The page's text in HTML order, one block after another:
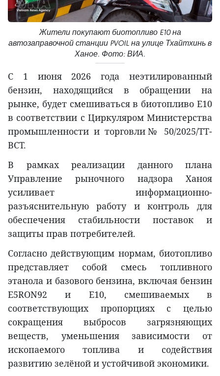
Жители покупают биотопливо E10 на
автозаправочной станции PVOIL на улице Тхайтхинь в
Ханое. Фото: ВИА.
С 1 июня 2026 года неэтилированный
бензин, находящийся в обращении на
рынке, будет смешиваться в биотопливо E10
в соответствии с Циркуляром Министерства
промышленности и торговли№ 50/2025/TT-
BCT.
В рамках реализации данного плана
Управление рыночного надзора Ханоя
усиливает информационно-
разъяснительную работу и контроль для
обеспечения стабильности поставок и
защиты прав потребителей.
Согласно действующим нормам, биотопливо
представляет собой смесь топливного
этанола и базового бензина, включая бензин
E5RON92 и E10, смешиваемых в
соответствующих пропорциях с целью
сокращения выбросов загрязняющих
веществ, уменьшения зависимости от
ископаемого топлива и содействия
развитию зелёной и устойчивой экономики.